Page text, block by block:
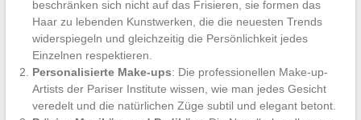
beschränken sich nicht auf das Frisieren, sie formen das
Haar zu lebenden Kunstwerken, die die neuesten Trends
widerspiegeln und gleichzeitig die Persönlichkeit jedes
Einzelnen respektieren.
Personalisierte Make-ups: Die professionellen Make-up-
Artists der Pariser Institute wissen, wie man jedes Gesicht
veredelt und die natürlichen Züge subtil und elegant betont.